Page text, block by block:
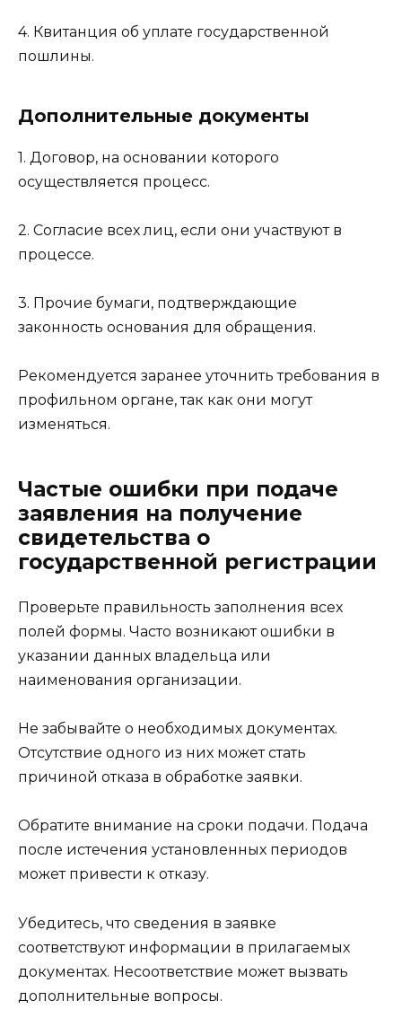
4. Квитанция об уплате государственной
пошлины.
Дополнительные документы
1. Договор, на основании которого
осуществляется процесс.
2. Согласие всех лиц, если они участвуют в
процессе.
3. Прочие бумаги, подтверждающие
законность основания для обращения.
Рекомендуется заранее уточнить требования в
профильном органе, так как они могут
изменяться.
Частые ошибки при подаче
заявления на получение
свидетельства о
государственной регистрации
Проверьте правильность заполнения всех
полей формы. Часто возникают ошибки в
указании данных владельца или
наименования организации.
Не забывайте о необходимых документах.
Отсутствие одного из них может стать
причиной отказа в обработке заявки.
Обратите внимание на сроки подачи. Подача
после истечения установленных периодов
может привести к отказу.
Убедитесь, что сведения в заявке
соответствуют информации в прилагаемых
документах. Несоответствие может вызвать
дополнительные вопросы.